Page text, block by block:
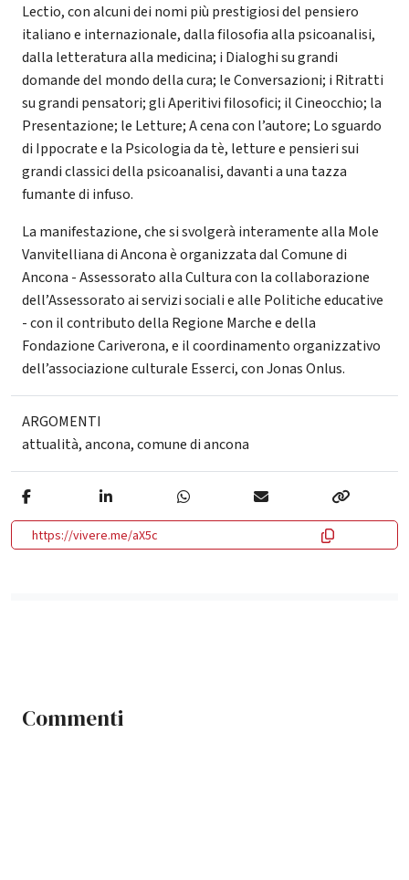
Lectio, con alcuni dei nomi più prestigiosi del pensiero
italiano e internazionale, dalla filosofia alla psicoanalisi,
dalla letteratura alla medicina; i Dialoghi su grandi
domande del mondo della cura; le Conversazioni; i Ritratti
su grandi pensatori; gli Aperitivi filosofici; il Cineocchio; la
Presentazione; le Letture; A cena con l’autore; Lo sguardo
di Ippocrate e la Psicologia da tè, letture e pensieri sui
grandi classici della psicoanalisi, davanti a una tazza
fumante di infuso.
La manifestazione, che si svolgerà interamente alla Mole
Vanvitelliana di Ancona è organizzata dal Comune di
Ancona - Assessorato alla Cultura con la collaborazione
dell’Assessorato ai servizi sociali e alle Politiche educative
- con il contributo della Regione Marche e della
Fondazione Cariverona, e il coordinamento organizzativo
dell’associazione culturale Esserci, con Jonas Onlus.
ARGOMENTI
attualità,ancona,comune di ancona
https://vivere.me/aX5c
Commenti